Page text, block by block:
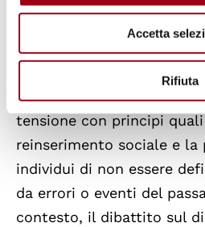
Accetta
Rifiuta
caratterizzano le società
contemporanee, nelle
indefinita delle
tensione con principi
reinserimento sociale e
individui di non essere
da errori o eventi del
contesto, il dibattito sul